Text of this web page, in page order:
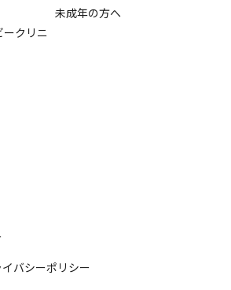
ークリニ
未成年の方へ
バシーポリシー